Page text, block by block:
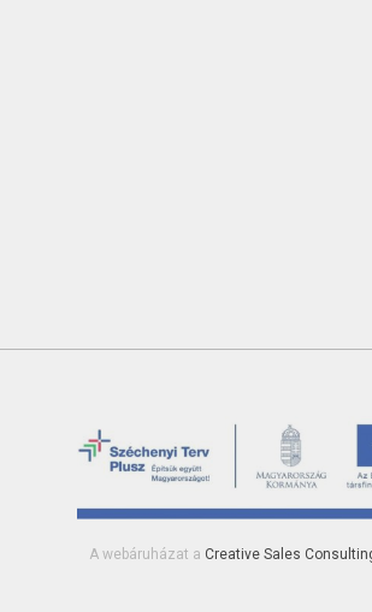
A webáruházat a Creative Sales